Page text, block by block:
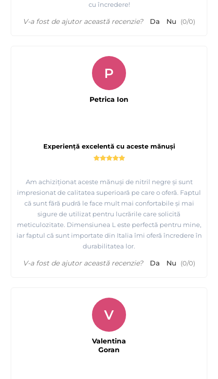
cu încredere!
V-a fost de ajutor această recenzie? Da Nu (0/0)
Experiență excelentă cu aceste mănuși
Am achiziționat aceste mănuși de nitril negre și sunt
impresionat de calitatea superioară pe care o oferă. Faptul
că sunt fără pudră le face mult mai confortabile și mai
sigure de utilizat pentru lucrările care solicită
meticulozitate. Dimensiunea L este perfectă pentru mine,
iar faptul că sunt importate din Italia îmi oferă încredere în
durabilitatea lor.
P
Petrica Ion
V-a fost de ajutor această recenzie? Da Nu (0/0)
V
Valentina
Goran